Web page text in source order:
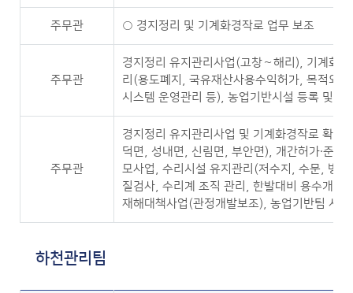
주무관 ○ 경지정리 및 기계화경작로 업무 보조
주무관
경지정리 유지관리사업(고창∼해리), 기계화
리(용도폐지, 국유재산사용수익허가, 목적외
시스템 운영관리 등), 농업기반시설 등록 및
주무관
경지정리 유지관리사업 및 기계화경작로 확포
덕면, 성내면, 신림면, 부안면), 개간허가·준공
모사업, 수리시설 유지관리(저수지, 수문, 방
질검사, 수리계 조직 관리, 한발대비 용수개발
재해대책사업(관정개발보조), 농업기반팀 서무
하천관리팀